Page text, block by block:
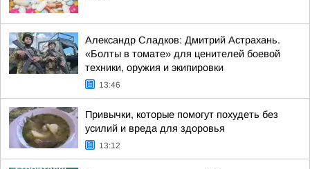
Александр Сладков: Дмитрий Астрахань.
«Болты в томате» для ценителей боевой
техники, оружия и экипировки
13:46
Привычки, которые помогут похудеть без
усилий и вреда для здоровья
13:12